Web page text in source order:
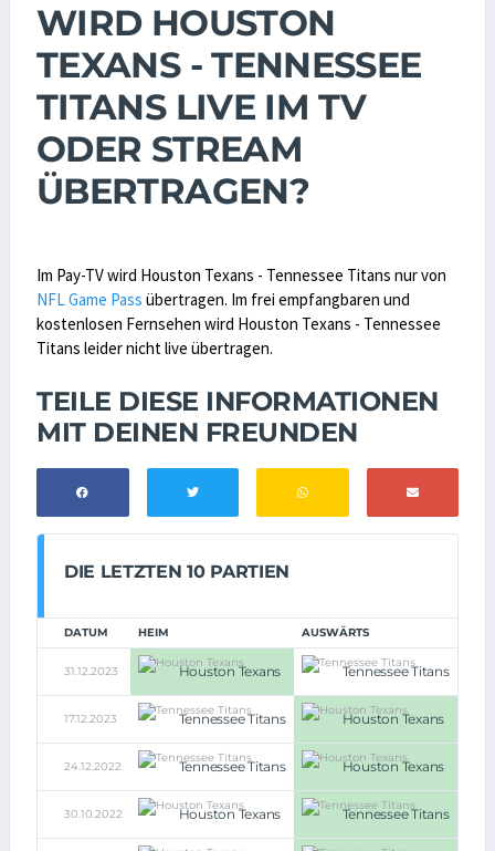
WIRD HOUSTON
TEXANS - TENNESSEE
TITANS LIVE IM TV
ODER STREAM
ÜBERTRAGEN?
Im Pay-TV wird Houston Texans - Tennessee Titans nur von
NFL Game Pass übertragen. Im frei empfangbaren und
kostenlosen Fernsehen wird Houston Texans - Tennessee
Titans leider nicht live übertragen.
TEILE DIESE INFORMATIONEN
MIT DEINEN FREUNDEN
DIE LETZTEN 10 PARTIEN
DATUM HEIM AUSWÄRTS
31.12.2023 Houston Texans Tennessee Titans
17.12.2023 Tennessee Titans Houston Texans
24.12.2022 Tennessee Titans Houston Texans
30.10.2022 Houston Texans Tennessee Titans